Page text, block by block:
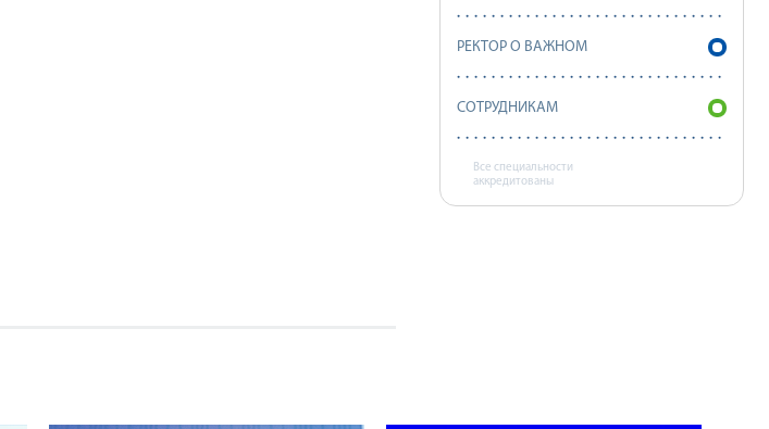
РЕКТОР О ВАЖНОМ
СОТРУДНИКАМ
Все специальности
аккредитованы